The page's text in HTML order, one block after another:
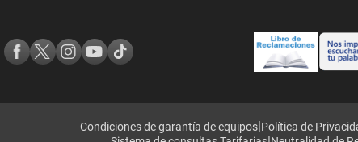
Condiciones de garantía de equipos|Política de